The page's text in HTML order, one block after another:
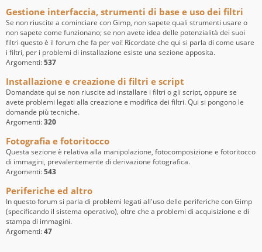
Gestione interfaccia, strumenti di base e uso dei filtri
Se non riuscite a cominciare con Gimp, non sapete quali strumenti usare o
non sapete come funzionano; se non avete idea delle potenzialità dei suoi
filtri questo è il forum che fa per voi! Ricordate che qui si parla di come usare
i filtri, per i problemi di installazione esiste una sezione apposita.
Argomenti:537
Installazione e creazione di filtri e script
Domandate qui se non riuscite ad installare i filtri o gli script, oppure se
avete problemi legati alla creazione e modifica dei filtri. Qui si pongono le
domande più tecniche.
Argomenti:320
Fotografia e fotoritocco
Questa sezione è relativa alla manipolazione, fotocomposizione e fotoritocco
di immagini, prevalentemente di derivazione fotografica.
Argomenti:543
Periferiche ed altro
In questo forum si parla di problemi legati all'uso delle periferiche con Gimp
(specificando il sistema operativo), oltre che a problemi di acquisizione e di
stampa di immagini.
Argomenti:47